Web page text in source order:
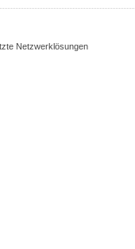
Netzwerklösungen